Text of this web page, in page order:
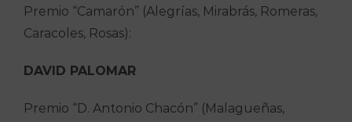
Premio “Camarón” (Alegrías, Mirabrás, Romeras,
Caracoles, Rosas):
DAVID PALOMAR
Premio “D. Antonio Chacón” (Malagueñas,